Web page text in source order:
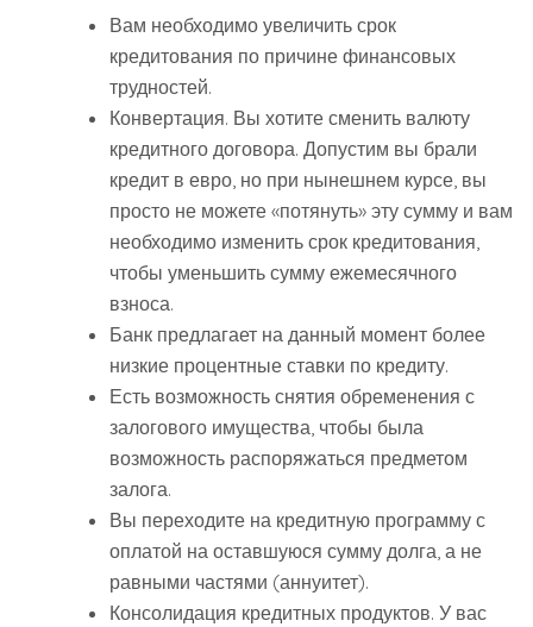
Вам необходимо увеличить срок
кредитования по причине финансовых
трудностей.
Конвертация. Вы хотите сменить валюту
кредитного договора. Допустим вы брали
кредит в евро, но при нынешнем курсе, вы
просто не можете «потянуть» эту сумму и вам
необходимо изменить срок кредитования,
чтобы уменьшить сумму ежемесячного
взноса.
Банк предлагает на данный момент более
низкие процентные ставки по кредиту.
Есть возможность снятия обременения с
залогового имущества, чтобы была
возможность распоряжаться предметом
залога.
Вы переходите на кредитную программу с
оплатой на оставшуюся сумму долга, а не
равными частями (аннуитет).
Консолидация кредитных продуктов. У вас